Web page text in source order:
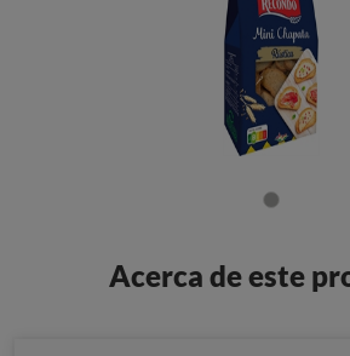
Acerca de este